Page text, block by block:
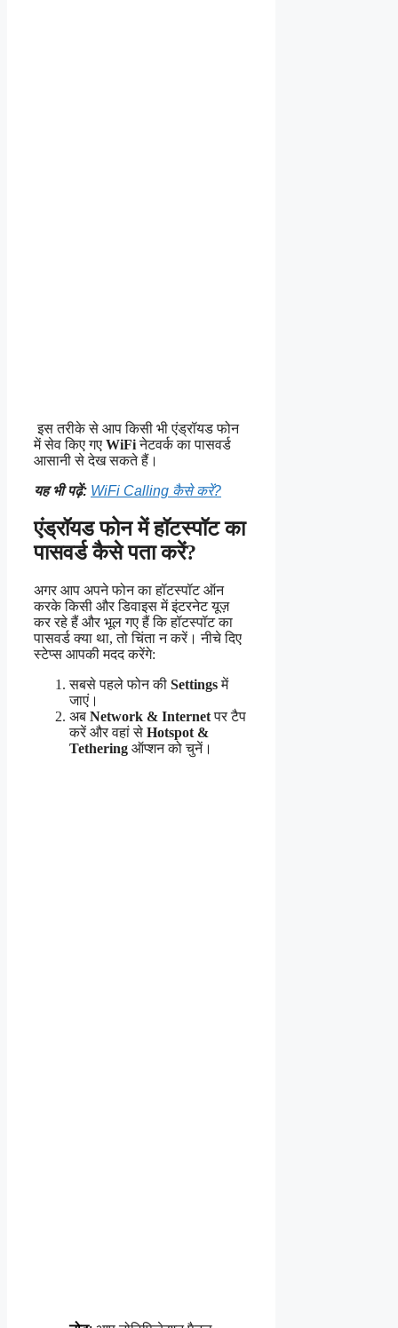
इस तरीके से आप किसी भी एंड्रॉयड फोन
में सेव किए गए WiFiनेटवर्क का पासवर्ड
आसानी से देख सकते हैं।
यह भी पढ़ें: WiFi Calling कैसे करें?
एंड्रॉयड फोन में हॉटस्पॉट का
पासवर्ड कैसे पता करें?
अगर आप अपने फोन का हॉटस्पॉट ऑन
करके किसी और डिवाइस में इंटरनेट यूज़
कर रहे हैं और भूल गए हैं कि हॉटस्पॉट का
पासवर्ड क्या था, तो चिंता न करें। नीचे दिए
स्टेप्स आपकी मदद करेंगे:
सबसे पहले फोन की Settingsमें
जाएं।
अब Network & Internetपर टैप
करें और वहां से Hotspot &
Tethering ऑप्शन को चुनें।